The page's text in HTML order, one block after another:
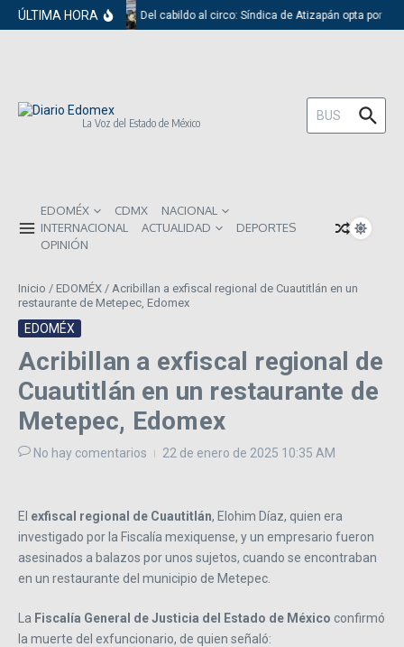
Saltar al contenido
ÚLTIMA HORA Del cabildo al circo: Síndica de Atizapán opta por el
La Voz del Estado de México
Buscar:
EDOMÉX CDMX
NACIONAL
INTERNACIONAL
ACTUALIDAD
DEPORTES
OPINIÓN
Inicio / EDOMÉX / Acribillan a exfiscal regional de Cuautitlán en un
restaurante de Metepec, Edomex
EDOMÉX
Acribillan a exfiscal regional de
Cuautitlán en un restaurante de
Metepec, Edomex
No hay comentarios 22 de enero de 2025 10:35 AM
El exfiscal regional de Cuautitlán, Elohim Díaz, quien era
investigado por la Fiscalía mexiquense, y un empresario fueron
asesinados a balazos por unos sujetos, cuando se encontraban
en un restaurante del municipio de Metepec.
La Fiscalía General de Justicia del Estado de México confirmó
la muerte del exfuncionario, de quien señaló: